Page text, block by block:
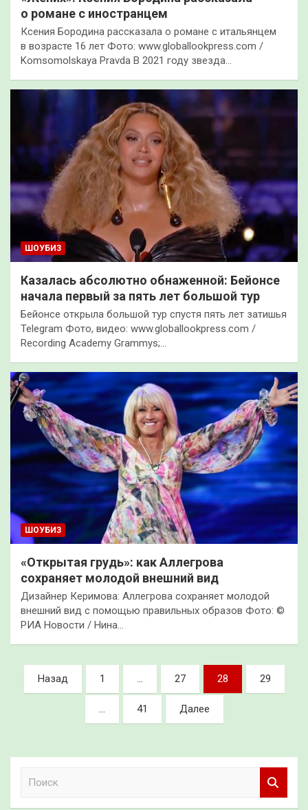
о романе с иностранцем
Ксения Бородина рассказала о романе с итальянцем
в возрасте 16 лет Фото: www.globallookpress.com /
Komsomolskaya Pravda В 2021 году звезда…
ШОУБИЗ
Казалась абсолютно обнаженной: Бейонсе
начала первый за пять лет большой тур
Бейонсе открыла большой тур спустя пять лет затишья
Telegram Фото, видео: www.globallookpress.com /
Recording Academy Grammys;…
ШОУБИЗ
«Открытая грудь»: как Аллегрова
сохраняет молодой внешний вид
Дизайнер Керимова: Аллегрова сохраняет молодой
внешний вид с помощью правильных образов Фото: ©
РИА Новости / Нина…
Пагинация
записей
Назад 1 … 27 28 29
… 41 Далее